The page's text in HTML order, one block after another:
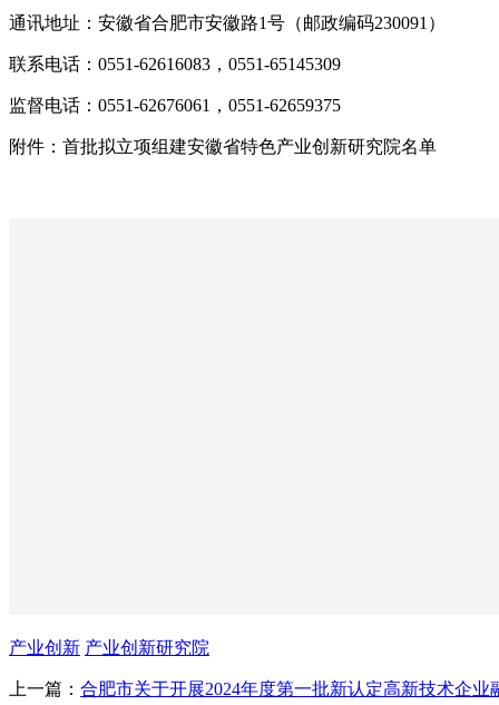
通讯地址：安徽省合肥市安徽路1号（邮政编码230091）
联系电话：0551-62616083，0551-65145309
监督电话：0551-62676061，0551-62659375
附件：首批拟立项组建安徽省特色产业创新研究院名单
产业创新 产业创新研究院
上一篇： 合肥市关于开展2024年度第一批新认定高新技术企